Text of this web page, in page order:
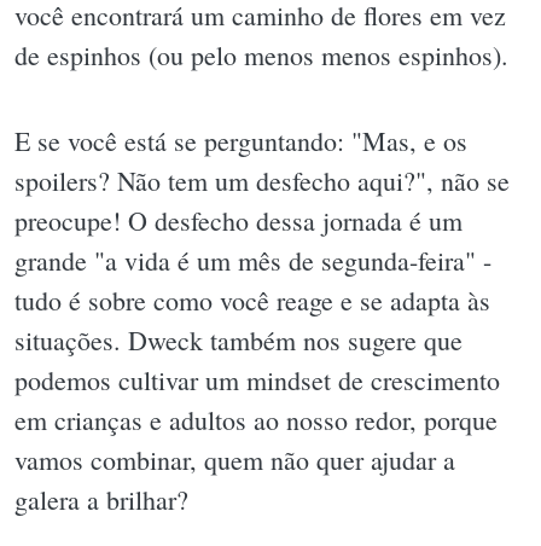
você encontrará um caminho de flores em vez
de espinhos (ou pelo menos menos espinhos).
E se você está se perguntando: "Mas, e os
spoilers? Não tem um desfecho aqui?", não se
preocupe! O desfecho dessa jornada é um
grande "a vida é um mês de segunda-feira" -
tudo é sobre como você reage e se adapta às
situações. Dweck também nos sugere que
podemos cultivar um mindset de crescimento
em crianças e adultos ao nosso redor, porque
vamos combinar, quem não quer ajudar a
galera a brilhar?